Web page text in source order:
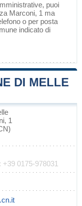
puoi
Marconi, 1 ma
o per posta
indicato di
DI MELLE
1
+39 0175-978031